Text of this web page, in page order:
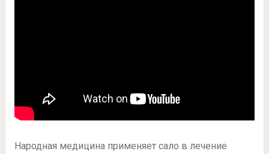
Народная медицина применяет сало в лечение